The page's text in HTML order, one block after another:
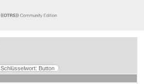
Schlüsselwort: Button